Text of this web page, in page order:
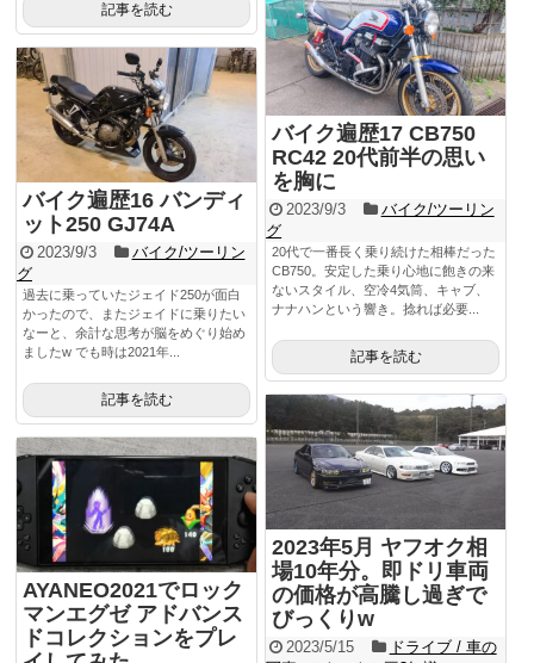
記事を読む
バイク遍歴17 CB750
RC42 20代前半の思い
を胸に
2023/9/3
バイク/ツーリン
グ
20代で一番長く乗り続けた相棒だった
CB750。安定した乗り心地に飽きの来
ないスタイル、空冷4気筒、キャブ、
ナナハンという響き。捻れば必要...
記事を読む
バイク遍歴16 バンディ
ット250 GJ74A
2023/9/3
バイク/ツーリン
グ
過去に乗っていたジェイド250が面白
かったので、またジェイドに乗りたい
なーと、余計な思考が脳をめぐり始め
ましたw でも時は2021年...
記事を読む
2023年5月 ヤフオク相
場10年分。即ドリ車両
の価格が高騰し過ぎで
びっくりw
2023/5/15
ドライブ / 車の
AYANEO2021でロック
マンエグゼ アドバンス
ドコレクションをプレ